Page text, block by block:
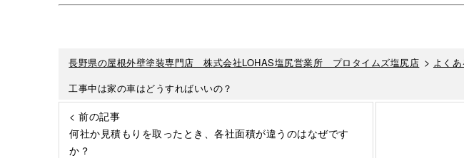
長野県の屋根外壁塗装専門店 株式会社LOHAS塩尻営業所 プロタイムズ塩尻店 > よく
工事中は家の車はどうすればいいの？
< 前の記事
何社か見積もりを取ったとき、各社面積が違うのはなぜです
か？